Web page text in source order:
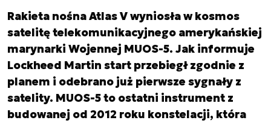
Rakieta nośna Atlas V wyniosła w kosmos
satelitę telekomunikacyjnego amerykańskiej
marynarki Wojennej MUOS-5. Jak informuje
Lockheed Martin start przebiegł zgodnie z
planem i odebrano już pierwsze sygnały z
satelity. MUOS-5 to ostatni instrument z
budowanej od 2012 roku konstelacji, która